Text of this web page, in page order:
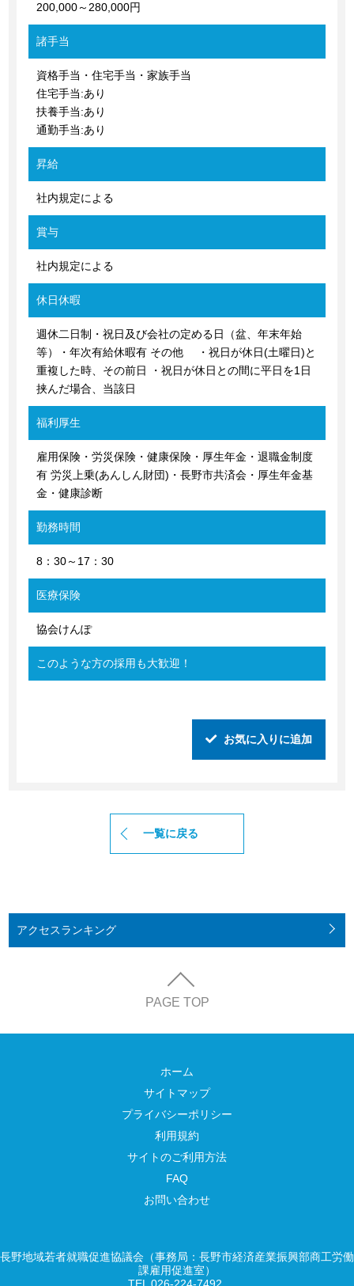
200,000～280,000円
諸手当
資格手当・住宅手当・家族手当
住宅手当:あり
扶養手当:あり
通勤手当:あり
昇給
社内規定による
賞与
社内規定による
休日休暇
週休二日制・祝日及び会社の定める日（盆、年末年始
等）・年次有給休暇有 その他 ・祝日が休日(土曜日)と
重複した時、その前日 ・祝日が休日との間に平日を1日
挟んだ場合、当該日
福利厚生
雇用保険・労災保険・健康保険・厚生年金・退職金制度
有 労災上乗(あんしん財団)・長野市共済会・厚生年金基
金・健康診断
勤務時間
8：30～17：30
医療保険
協会けんぽ
このような方の採用も大歓迎！
お気に入りに追加
一覧に戻る
アクセスランキング
PAGE TOP
ホーム
サイトマップ
プライバシーポリシー
利用規約
サイトのご利用方法
FAQ
お問い合わせ
長野地域若者就職促進協議会（事務局：長野市経済産業振興部商工労働
課雇用促進室）
TEL 026-224-7492